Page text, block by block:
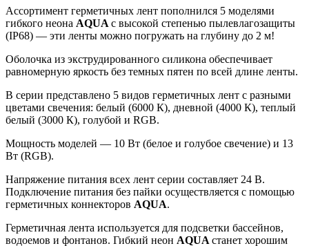
Ассортимент герметичных лент пополнился 5 моделями
гибкого неона AQUA с высокой степенью пылевлагозащиты
(IP68) — эти ленты можно погружать на глубину до 2 м!
Оболочка из экструдированного силикона обеспечивает
равномерную яркость без темных пятен по всей длине ленты.
В серии представлено 5 видов герметичных лент с разными
цветами свечения: белый (6000 К), дневной (4000 К), теплый
белый (3000 К), голубой и RGB.
Мощность моделей — 10 Вт (белое и голубое свечение) и 13
Вт (RGB).
Напряжение питания всех лент серии составляет 24 В.
Подключение питания без пайки осуществляется с помощью
герметичных коннекторов AQUA.
Герметичная лента используется для подсветки бассейнов,
водоемов и фонтанов. Гибкий неон AQUA станет хорошим